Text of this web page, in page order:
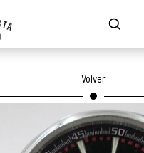
Volver